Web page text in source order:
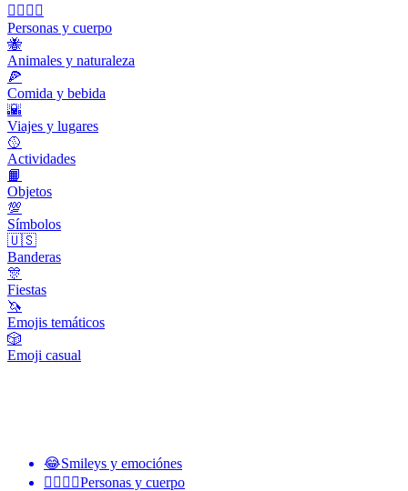
👩‍❤️‍💋‍👨
Personas y cuerpo
🐝
Animales y naturaleza
🍕
Comida y bebida
🌇
Viajes y lugares
🥎
Actividades
📙
Objetos
💯
Símbolos
🇺🇸
Banderas
🎊
Fiestas
🦄
Emojis temáticos
🎲
Emoji casual
😂Smileys y emociónes
👩‍❤️‍💋‍👨Personas y cuerpo